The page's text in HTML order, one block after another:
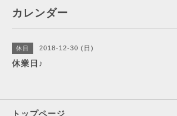
カレンダー
休日 2018-12-30 (日)
休業日♪
トップページ